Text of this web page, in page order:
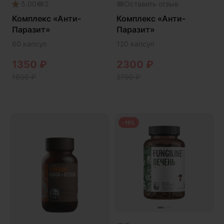
Онкопротектор
Орех чёрный
Острое зрение
Природный антибиотик
Пробиотики Психобиом
Продуктивность
Противовирусное
Противовоспалительное
Расторопша
5.00 2
Комплекс «Анти-
Паразит»
60 капсул
1350 ₽
Оставить отзыв
Комплекс «Анти-
Паразит»
120 капсул
2300 ₽
-15%